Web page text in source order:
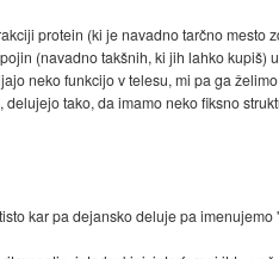
protein (ki je navadno tarčno mesto
(navadno takšnih, ki jih lahko kupiš)
neko funkcijo v telesu, mi pa ga
tako, da imamo neko fiksno
kar pa dejansko deluje pa